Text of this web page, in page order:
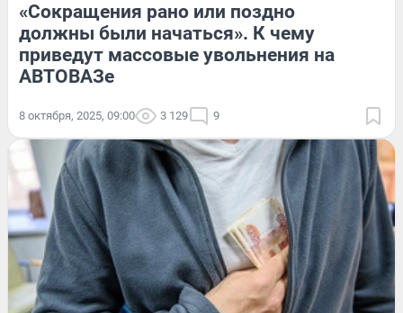
«Сокращения рано или поздно
должны были начаться». К чему
приведут массовые увольнения на
АВТОВАЗе
8 октября, 2025, 09:00 3 129 9